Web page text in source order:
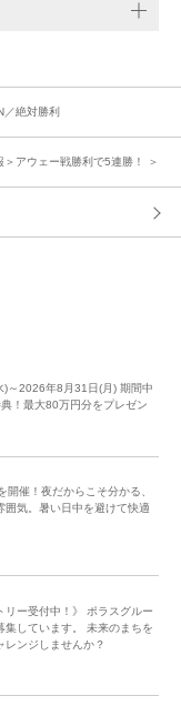
／絶対勝利
アウェー戦勝利で5連勝！ ＞
～2026年8月31日(月) 期間中
！最大80万円分をプレゼン
催！夜だからこそ分かる、
囲気。暑い日中を避けて快適
リー受付中！》 ポラスグルー
集しています。 未来のまちを
レンジしませんか？